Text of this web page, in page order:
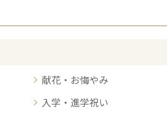
献花・お悔やみ
入学・進学祝い